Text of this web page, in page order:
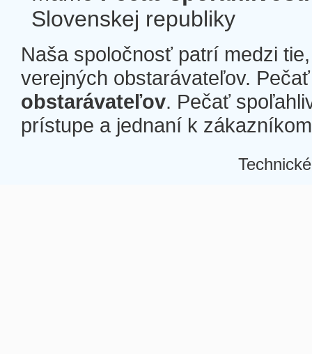
Slovenskej republiky
Naša spoločnosť patrí medzi
verejných obstarávateľov.
obstarávateľov. Pečať
prístupe a jednaní k